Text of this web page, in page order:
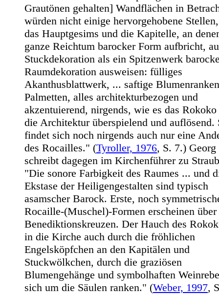
Grautönen gehalten] Wandflächen in
würden nicht einige hervorgehobene
das Hauptgesims und die Kapitelle, an
ganze Reichtum barocker Form aufbricht,
Stuckdekoration als ein Spitzenwerk
Raumdekoration ausweisen: fülliges
Akanthusblattwerk, ... saftige
Palmetten, alles architekturbezogen und
akzentuierend, nirgends, wie es das
die Architektur überspielend und auflösend.
findet sich noch nirgends auch nur eine
des Rocailles." (Tyroller, 1976, S. 7.) Georg
schreibt dagegen im Kirchenführer zu
"Die sonore Farbigkeit des Raumes ... und
Ekstase der Heiligengestalten sind typisch
asamscher Barock. Erste, noch
Rocaille-(Muschel)-Formen erscheinen über
Benediktionskreuzen. Der Hauch des
in die Kirche auch durch die fröhlichen
Engelsköpfchen an den Kapitälen und
Stuckwölkchen, durch die graziösen
Blumengehänge und symbolhaften
sich um die Säulen ranken." (Weber, 1997,